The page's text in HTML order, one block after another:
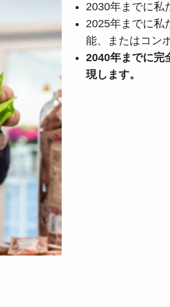
2030年までに私
2025年までに私
能、またはコン
2040年までに完
現します。